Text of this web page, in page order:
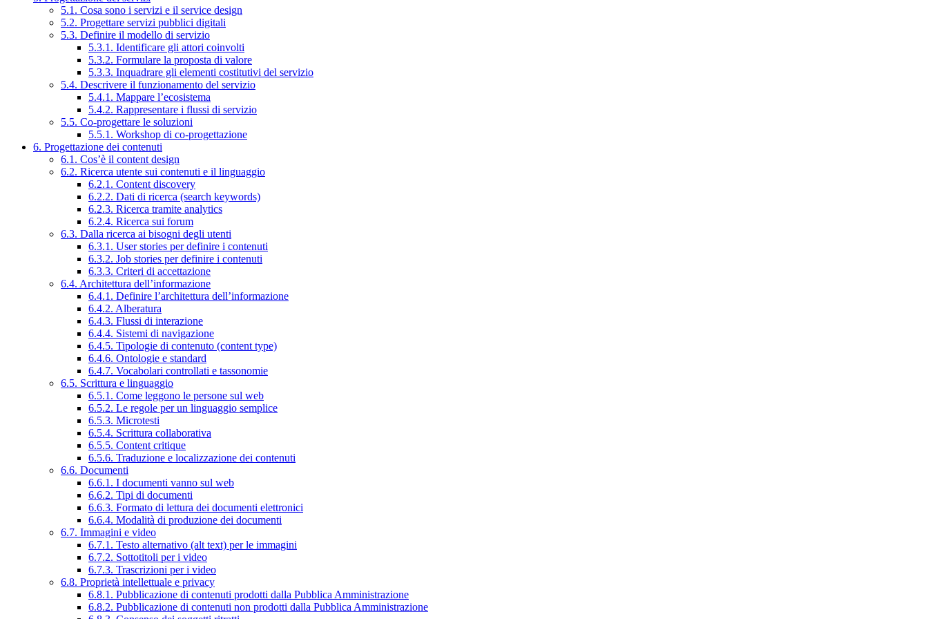
5.1. Cosa sono i servizi e il service design
5.2. Progettare servizi pubblici digitali
5.3. Definire il modello di servizio
5.3.1. Identificare gli attori coinvolti
5.3.2. Formulare la proposta di valore
5.3.3. Inquadrare gli elementi costitutivi del servizio
5.4. Descrivere il funzionamento del servizio
5.4.1. Mappare l’ecosistema
5.4.2. Rappresentare i flussi di servizio
5.5. Co-progettare le soluzioni
5.5.1. Workshop di co-progettazione
6. Progettazione dei contenuti
6.1. Cos’è il content design
6.2. Ricerca utente sui contenuti e il linguaggio
6.2.1. Content discovery
6.2.2. Dati di ricerca (search keywords)
6.2.3. Ricerca tramite analytics
6.2.4. Ricerca sui forum
6.3. Dalla ricerca ai bisogni degli utenti
6.3.1. User stories per definire i contenuti
6.3.2. Job stories per definire i contenuti
6.3.3. Criteri di accettazione
6.4. Architettura dell’informazione
6.4.1. Definire l’architettura dell’informazione
6.4.2. Alberatura
6.4.3. Flussi di interazione
6.4.4. Sistemi di navigazione
6.4.5. Tipologie di contenuto (content type)
6.4.6. Ontologie e standard
6.4.7. Vocabolari controllati e tassonomie
6.5. Scrittura e linguaggio
6.5.1. Come leggono le persone sul web
6.5.2. Le regole per un linguaggio semplice
6.5.3. Microtesti
6.5.4. Scrittura collaborativa
6.5.5. Content critique
6.5.6. Traduzione e localizzazione dei contenuti
6.6. Documenti
6.6.1. I documenti vanno sul web
6.6.2. Tipi di documenti
6.6.3. Formato di lettura dei documenti elettronici
6.6.4. Modalità di produzione dei documenti
6.7. Immagini e video
6.7.1. Testo alternativo (alt text) per le immagini
6.7.2. Sottotitoli per i video
6.7.3. Trascrizioni per i video
6.8. Proprietà intellettuale e privacy
6.8.1. Pubblicazione di contenuti prodotti dalla Pubblica Amministrazione
6.8.2. Pubblicazione di contenuti non prodotti dalla Pubblica Amministrazione